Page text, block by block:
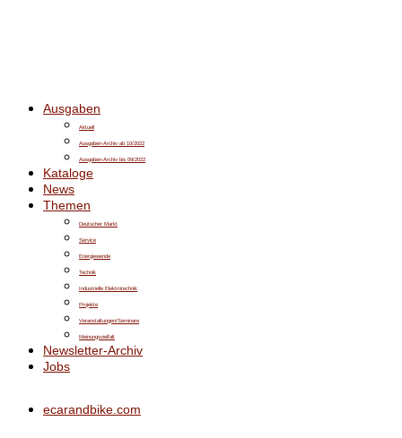
Ausgaben
Aktuell
Ausgaben-Archiv ab 10/2022
Ausgaben-Archiv bis 09/2022
Kataloge
News
Themen
Deutscher Markt
Service
Energiewende
Technik
Industrielle Elektrotechnik
Projekte
Veranstaltungen/Seminare
Meinungsvielfalt
Newsletter-Archiv
Jobs
ecarandbike.com